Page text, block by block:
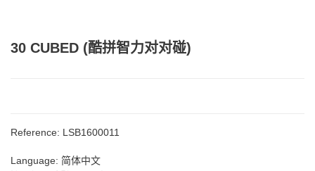
30 CUBED (酷拼智力对对碰)
Reference: LSB1600011
Language: 简体中文